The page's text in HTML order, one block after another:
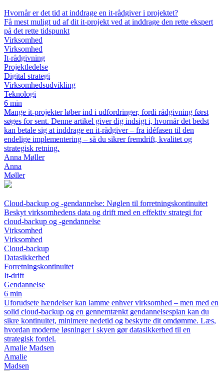
Hvornår er det tid at inddrage en it-rådgiver i projektet?
Få mest muligt ud af dit it-projekt ved at inddrage den rette ekspert
på det rette tidspunkt
Virksomhed
Virksomhed
It-rådgivning
Projektledelse
Digital strategi
Virksomhedsudvikling
Teknologi
6 min
Mange it-projekter løber ind i udfordringer, fordi rådgivning først
søges for sent. Denne artikel giver dig indsigt i, hvornår det bedst
kan betale sig at inddrage en it-rådgiver – fra idéfasen til den
endelige implementering – så du sikrer fremdrift, kvalitet og
strategisk retning.
Anna Møller
Anna
Møller
Cloud-backup og -gendannelse: Nøglen til forretningskontinuitet
Beskyt virksomhedens data og drift med en effektiv strategi for
cloud-backup og -gendannelse
Virksomhed
Virksomhed
Cloud-backup
Datasikkerhed
Forretningskontinuitet
It-drift
Gendannelse
6 min
Uforudsete hændelser kan lamme enhver virksomhed – men med en
solid cloud-backup og en gennemtænkt gendannelsesplan kan du
sikre kontinuitet, minimere nedetid og beskytte dit omdømme. Læs,
hvordan moderne løsninger i skyen gør datasikkerhed til en
strategisk fordel.
Amalie Madsen
Amalie
Madsen